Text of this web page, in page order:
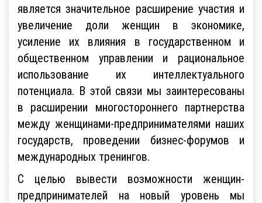
является значительное расширение участия и
увеличение доли женщин в экономике,
усиление их влияния в государственном и
общественном управлении и рациональное
использование их интеллектуального
потенциала. В этой связи мы заинтересованы
в расширении многостороннего партнерства
между женщинами-предпринимателями наших
государств, проведении бизнес-форумов и
международных тренингов.
С целью вывести возможности женщин-
предпринимателей на новый уровень мы